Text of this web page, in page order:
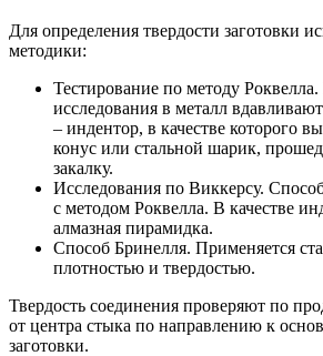
Для определения твердости заготовки
методики:
Тестирование по методу
исследования в металл
– индентор, в качестве которого
конус или стальной шарик,
закалку.
Исследования по Виккерсу.
с методом Роквелла. В качестве
алмазная пирамидка.
Способ Бринелля. Применяется
плотностью и твердостью.
Твердость соединения проверяют по
от центра стыка по направлению к
заготовки.